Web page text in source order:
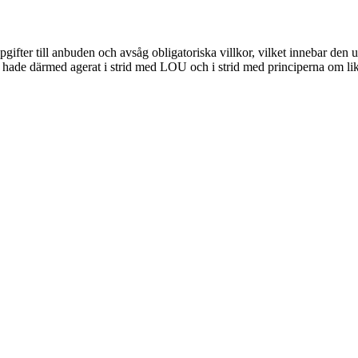
till anbuden och avsåg obligatoriska villkor, vilket innebar den
därmed agerat i strid med LOU och i strid med principerna om